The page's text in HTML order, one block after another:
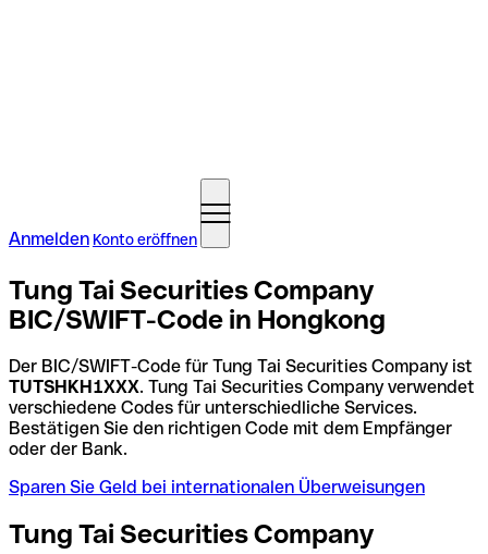
Anmelden Konto eröffnen
Tung Tai Securities Company
BIC/SWIFT-Code in Hongkong
Der BIC/SWIFT-Code für Tung Tai Securities Company ist
TUTSHKH1XXX. Tung Tai Securities Company verwendet
verschiedene Codes für unterschiedliche Services.
Bestätigen Sie den richtigen Code mit dem Empfänger
oder der Bank.
Sparen Sie Geld bei internationalen Überweisungen
Tung Tai Securities Company